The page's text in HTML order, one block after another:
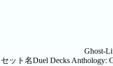
Ghost-
セット名Duel Decks Anthology: